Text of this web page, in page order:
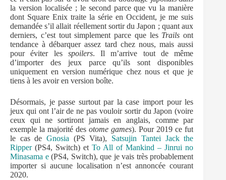
la version localisée ; le second parce que vu la manière
dont Square Enix traite la série en Occident, je me suis
demandée s’il allait réellement sortir du Japon ; quant aux
derniers, c’est tout simplement parce que les Trailsont
tendance à débarquer assez tard chez nous, mais aussi
pour éviter les spoilers. Il m’arrive tout de même
d’importer des jeux parce qu’ils sont disponibles
uniquement en version numérique chez nous et que je
tiens à les avoir en version boîte.
Désormais, je passe surtout par la case import pour les
jeux qui ont l’air de ne pas vouloir sortir du Japon (voire
ceux qui ne sortiront jamais en anglais, comme par
exemple la majorité desotome games). Pour 2019 ce fut
le cas deGnosia (PS Vita), Satsujin Tantei Jack the
Ripper(PS4, Switch) etTo All of Mankind – Jinrui no
Minasama e(PS4, Switch), que je vais très probablement
importer si aucune localisation n’est annoncée courant
2020.